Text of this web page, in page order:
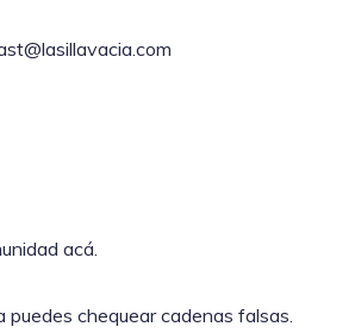
acá.
chequear cadenas falsas.